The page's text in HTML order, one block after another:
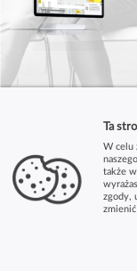
Ta
W celu
także
zgody,